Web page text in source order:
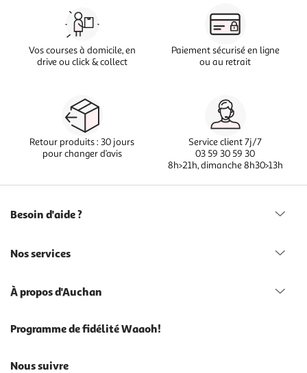
Vos courses à domicile, en
drive ou click & collect
Paiement sécurisé en ligne
ou au retrait
Retour produits : 30 jours
pour changer d’avis
Service client 7j/7
03 59 30 59 30
8h>21h, dimanche 8h30>13h
Besoin d'aide ?
Nos services
À propos d'Auchan
Programme de fidélité Waaoh!
Nous suivre